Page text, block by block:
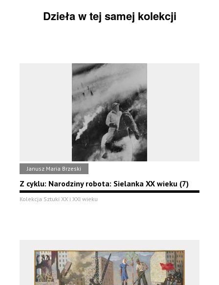
Dzieła w tej samej kolekcji
Janusz Maria Brzeski
Z cyklu: Narodziny robota: Sielanka XX wieku (7)
Kolekcja Sztuki XX i XXI wieku